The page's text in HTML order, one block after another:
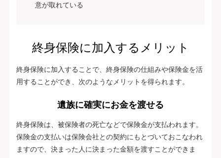
意が取れている
終身保険に加入するメリット
終身保険に加入することで、終身保険の仕組みや保険金を活
用することができ、次のようなメリットを得られます。
遺族に確実にお金を渡せる
終身保険は、被保険者の死亡などで保険金が支払われます。
保険金の支払いは保険会社との契約にもとづいておこなわれ
ますので、決まった人に決まった金額を渡すことができま